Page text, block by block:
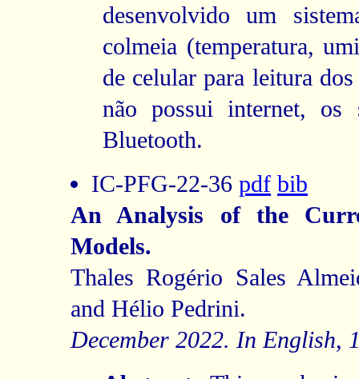
desenvolvido um
colmeia (temperatura,
de celular para leitura
não possui internet, os
Bluetooth.
IC-PFG-22-36 pdf bib
An Analysis of the
Models.
Thales Rogério Sales
and Hélio Pedrini.
December 2022. In English,